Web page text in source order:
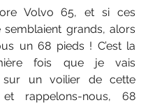
Volvo 65, et si ces
semblaient grands, alors
un 68 pieds ! C’est la
fois que je vais
sur un voilier de cette
et rappelons-nous, 68